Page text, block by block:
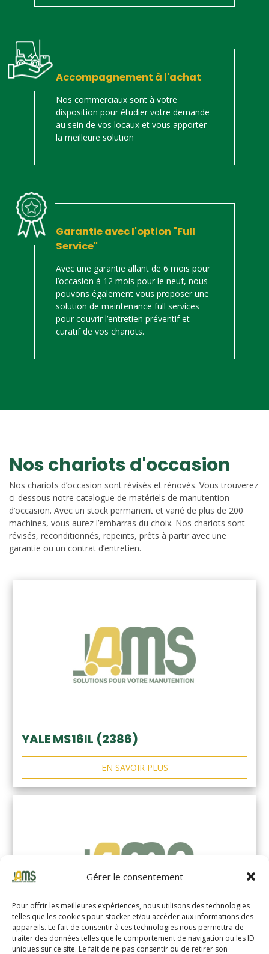
Gérer le consentement
Pour offrir les meilleures expériences, nous utilisons des technologies
telles que les cookies pour stocker et/ou accéder aux informations des
appareils. Le fait de consentir à ces technologies nous permettra de
traiter des données telles que le comportement de navigation ou les ID
uniques sur ce site. Le fait de ne pas consentir ou de retirer son
Accompagnement à l'achat
Nos commerciaux sont à votre
disposition pour étudier votre demande
au sein de vos locaux et vous apporter
la meilleure solution
Garantie avec l'option "Full
Service"
Avec une garantie allant de 6 mois pour
l’occasion à 12 mois pour le neuf, nous
pouvons également vous proposer une
solution de maintenance full services
pour couvrir l’entretien préventif et
curatif de vos chariots.
Nos chariots d'occasion
Nos chariots d’occasion sont révisés et rénovés. Vous trouverez
ci-dessous notre catalogue de matériels de manutention
d’occasion. Avec un stock permanent et varié de plus de 200
machines, vous aurez l’embarras du choix. Nos chariots sont
révisés, reconditionnés, repeints, prêts à partir avec une
garantie ou un contrat d’entretien.
YALE MS16IL (2386)
EN SAVOIR PLUS